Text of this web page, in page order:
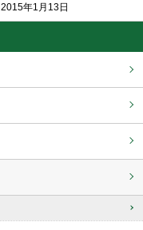
2015年1月13日